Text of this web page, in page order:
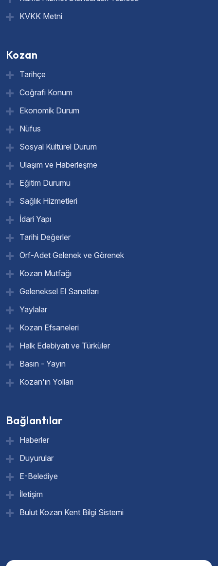
KVKK Metni
Kozan
Tarihçe
Coğrafi Konum
Ekonomik Durum
Nüfus
Sosyal Kültürel Durum
Ulaşım ve Haberleşme
Eğitim Durumu
Sağlık Hizmetleri
İdari Yapı
Tarihi Değerler
Örf-Adet Gelenek ve Görenek
Kozan Mutfağı
Geleneksel El Sanatları
Yaylalar
Kozan Efsaneleri
Halk Edebiyatı ve Türküler
Basın - Yayın
Kozan'ın Yolları
Bağlantılar
Haberler
Duyurular
E-Belediye
İletişim
Bulut Kozan Kent Bilgi Sistemi